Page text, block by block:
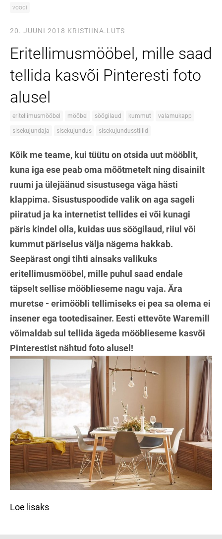
voodi
20. JUUNI 2018 KRISTIINA.LUTS
Eritellimusmööbel, mille saad
tellida kasvõi Pinteresti foto
alusel
eritellimusmööbel mööbel söögilaud kummut valamukapp
sisekujundaja sisekujundus sisekujundusstiilid
Kõik me teame, kui tüütu on otsida uut mööblit,
kuna iga ese peab oma mõõtmetelt ning disainilt
ruumi ja ülejäänud sisustusega väga hästi
klappima. Sisustuspoodide valik on aga sageli
piiratud ja ka internetist tellides ei või kunagi
päris kindel olla, kuidas uus söögilaud, riiul või
kummut päriselus välja nägema hakkab.
Seepärast ongi tihti ainsaks valikuks
eritellimusmööbel, mille puhul saad endale
täpselt sellise mööblieseme nagu vaja. Ära
muretse - erimööbli tellimiseks ei pea sa olema ei
insener ega tootedisainer. Eesti ettevõte Waremill
võimaldab sul tellida ägeda mööblieseme kasvõi
Pinterestist nähtud foto alusel!
Loe lisaks